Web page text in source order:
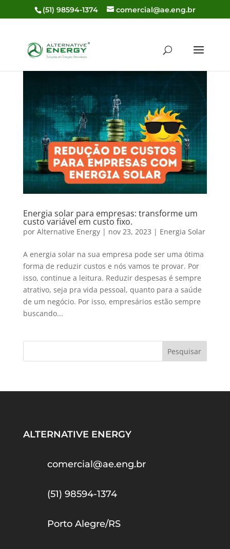
(51) 98594-1374 comercial@ae.eng.br
Energia solar para empresas: transforme um
custo variável em custo fixo.
por Alternative Energy| nov 23, 2023 | Energia Solar
A energia solar na sua empresa pode ser uma ótima
forma de reduzir custos e nós vamos te provar. Por
isso, continue a leitura. Reduzir despesas é sempre
atrativo, seja pra vida pessoal, quanto para a saúde
de um negócio. Por isso, empresários estão sempre
buscando...
ALTERNATIVE ENERGY
comercial@ae.eng.br
(51) 98594-1374
Porto Alegre/RS